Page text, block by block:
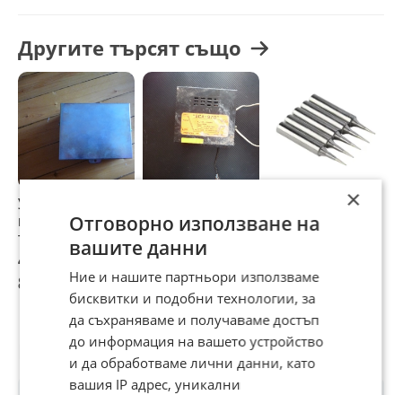
Другите търсят също
Усилвател за
кабелна
телевизия
програми сигнал
кабелна мрежа
4,09 €
8 лв
кабелна
програми
усилване на
сигнала антена
кабел
4,09 €
8 лв
Накрайници за
запояване на
T-I за 936 937
7,82 лв
Потребител
×
Отговорно използване на
вашите данни
Ние и нашите партньори използваме
бисквитки и подобни технологии, за
да съхраняваме и получаваме достъп
до информация на вашето устройство
и да обработваме лични данни, като
вашия IP адрес, уникални